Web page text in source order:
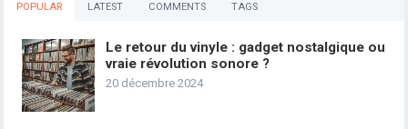
POPULAR LATEST COMMENTS TAGS
Le retour du vinyle : gadget nostalgique ou
vraie révolution sonore ?
20 décembre 2024